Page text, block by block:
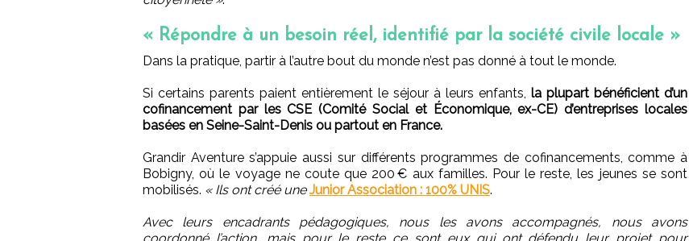
« Répondre à un besoin réel, identifié par la société civile locale »
Dans la pratique, partir à l’autre bout du monde n’est pas donné à tout le monde.
Si certains parents paient entièrement le séjour à leurs enfants, la plupart bénéficient d’un
cofinancement par les CSE (Comité Social et Économique, ex-CE) d’entreprises locales
basées en Seine-Saint-Denis ou partout en France.
Grandir Aventure s’appuie aussi sur différents programmes de cofinancements, comme à
Bobigny, où le voyage ne coute que 200 € aux familles. Pour le reste, les jeunes se sont
mobilisés. « Ils ont créé uneJunior Association : 100% UNIS.
Avec leurs encadrants pédagogiques, nous les avons accompagnés, nous avons